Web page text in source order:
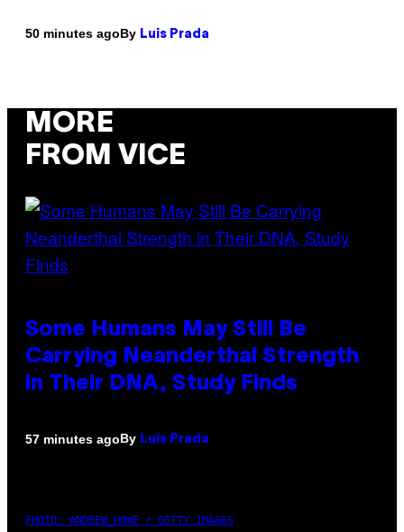
50 minutes agoBy Luis Prada
MORE
FROM VICE
Some Humans May Still Be
Carrying Neanderthal Strength
in Their DNA, Study Finds
57 minutes agoBy Luis Prada
PHOTO: ANDREW_HOWE / GETTY IMAGES